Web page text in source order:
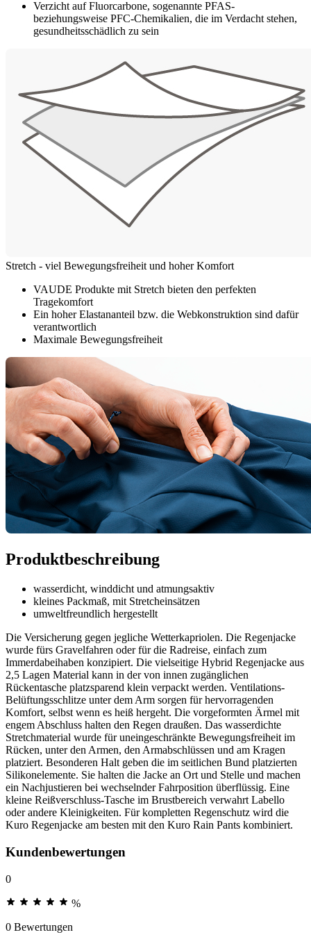
Verzicht auf Fluorcarbone, sogenannte PFAS-
beziehungsweise PFC-Chemikalien, die im Verdacht stehen,
gesundheitsschädlich zu sein
Stretch - viel Bewegungsfreiheit und hoher Komfort
VAUDE Produkte mit Stretch bieten den perfekten
Tragekomfort
Ein hoher Elastananteil bzw. die Webkonstruktion sind dafür
verantwortlich
Maximale Bewegungsfreiheit
Produktbeschreibung
wasserdicht, winddicht und atmungsaktiv
kleines Packmaß, mit Stretcheinsätzen
umweltfreundlich hergestellt
Die Versicherung gegen jegliche Wetterkapriolen. Die Regenjacke
wurde fürs Gravelfahren oder für die Radreise, einfach zum
Immerdabeihaben konzipiert. Die vielseitige Hybrid Regenjacke aus
2,5 Lagen Material kann in der von innen zugänglichen
Rückentasche platzsparend klein verpackt werden. Ventilations-
Belüftungsschlitze unter dem Arm sorgen für hervorragenden
Komfort, selbst wenn es heiß hergeht. Die vorgeformten Ärmel mit
engem Abschluss halten den Regen draußen. Das wasserdichte
Stretchmaterial wurde für uneingeschränkte Bewegungsfreiheit im
Rücken, unter den Armen, den Armabschlüssen und am Kragen
platziert. Besonderen Halt geben die im seitlichen Bund platzierten
Silikonelemente. Sie halten die Jacke an Ort und Stelle und machen
ein Nachjustieren bei wechselnder Fahrposition überflüssig. Eine
kleine Reißverschluss-Tasche im Brustbereich verwahrt Labello
oder andere Kleinigkeiten. Für kompletten Regenschutz wird die
Kuro Regenjacke am besten mit den Kuro Rain Pants kombiniert.
Kundenbewertungen
0
%
0 Bewertungen